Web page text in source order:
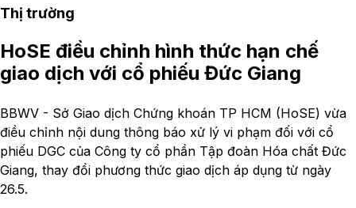
Thị trường
HoSE điều chỉnh hình thức hạn chế
giao dịch với cổ phiếu Đức Giang
BBWV - Sở Giao dịch Chứng khoán TP HCM (HoSE) vừa
điều chỉnh nội dung thông báo xử lý vi phạm đối với cổ
phiếu DGC của Công ty cổ phần Tập đoàn Hóa chất Đức
Giang, thay đổi phương thức giao dịch áp dụng từ ngày
26.5.